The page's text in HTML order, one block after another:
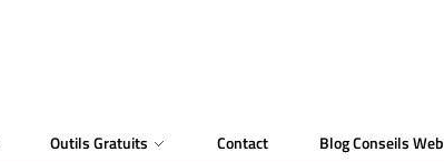
Outils Gratuits Contact Blog Conseils Web